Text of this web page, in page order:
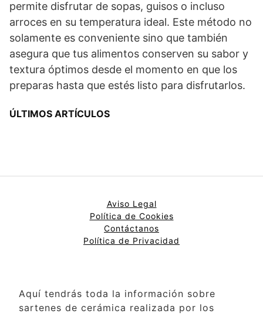
permite disfrutar de sopas, guisos o incluso
arroces en su temperatura ideal. Este método no
solamente es conveniente sino que también
asegura que tus alimentos conserven su sabor y
textura óptimos desde el momento en que los
preparas hasta que estés listo para disfrutarlos.
ÚLTIMOS ARTÍCULOS
Aviso Legal
Política de Cookies
Contáctanos
Política de Privacidad
Aquí tendrás toda la información sobre
sartenes de cerámica realizada por los